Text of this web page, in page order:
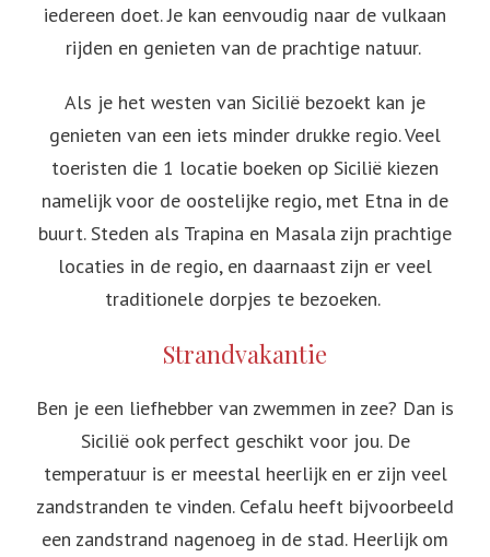
iedereen doet. Je kan eenvoudig naar de vulkaan
rijden en genieten van de prachtige natuur.
Als je het westen van Sicilië bezoekt kan je
genieten van een iets minder drukke regio. Veel
toeristen die 1 locatie boeken op Sicilië kiezen
namelijk voor de oostelijke regio, met Etna in de
buurt. Steden als Trapina en Masala zijn prachtige
locaties in de regio, en daarnaast zijn er veel
traditionele dorpjes te bezoeken.
Strandvakantie
Ben je een liefhebber van zwemmen in zee? Dan is
Sicilië ook perfect geschikt voor jou. De
temperatuur is er meestal heerlijk en er zijn veel
zandstranden te vinden. Cefalu heeft bijvoorbeeld
een zandstrand nagenoeg in de stad. Heerlijk om